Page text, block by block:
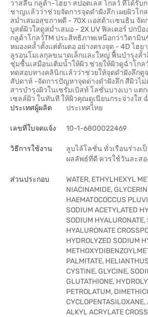
วาสลีน กลูต้า-ไฮยา สปอตเลส โกลว์ ที่ได้รับ
ชาญเเล้วว่าช่วยจัดการจุดดำฝังลึก เผยผิวโก
สม่ำเสมอสุขภาพดี - 70X เเอสต้าเเซนธิน จั
บูสต์ผิวใสดูสม่ำเสมอ - 2X UV ฟิลเตอร์ ปกป้อ
กลูต้าโกลว์TM ประสิทธิภาพเหนือกว่าวิตามิน
หมองคล้ำตั้งแต่ต้นตอ อย่างตรงจุด - 4D ไฮย
ลูรอนโมเลกุลขนาดเล็กและใหญ่ ฟื้นบำรุงล้
ชุ่มชื้นเสมือนเติมน้ำให้ผิว ช่วยให้ผิวดูฉ่ำโกล
ทดสอบทางคลินิกเเล้วว่าช่วยให้จุดดำฝังลึกดู
สัปดาห์ -จัดการปัญหาจุดด่างดำฝังลึก สีผิวไม่
สารบำรุงผิวในเซรั่มเบิสท์ โลชั่นบางเบา แต
เซลล์ผิว ในทันที ให้ผิวคุณดูเนียนกระจ่างใส
ประเทศผู้ผลิต
ประเทศไทย
เลขที่ใบจดแจ้ง 10-1-6800022469
วิธีการใช้งาน
ลูบไล้โลชั่น ทั่วเรือนร่างเ
ผลลัพธ์ที่ดี ควรใช้วันละสอ
ส่วนประกอบ
WATER, ETHYLHEXYL
NIACINAMIDE,
HAEMATOCOCCUS
SODIUM ACETYLATED
SODIUM HYALURONATE,
HYALURONATE
HYDROLYZED SODIUM
PALMITATE,
CYSTINE, GLYCINE,
GLUTATHIONE,
PETROLATUM,
ALKYL ACRYLATE